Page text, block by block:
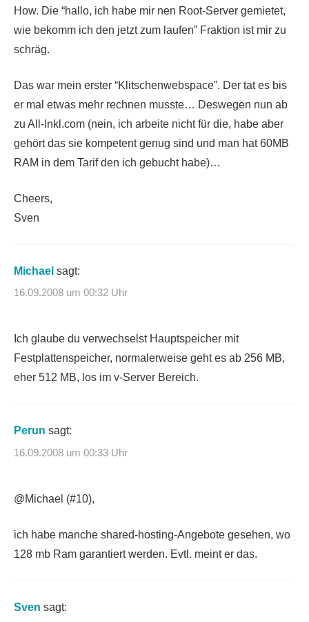
How. Die “hallo, ich habe mir nen Root-Server gemietet,
wie bekomm ich den jetzt zum laufen” Fraktion ist mir zu
schräg.
Das war mein erster “Klitschenwebspace”. Der tat es bis
er mal etwas mehr rechnen musste… Deswegen nun ab
zu All-Inkl.com (nein, ich arbeite nicht für die, habe aber
gehört das sie kompetent genug sind und man hat 60MB
RAM in dem Tarif den ich gebucht habe)…
Cheers,
Sven
Michael sagt:
16.09.2008 um 00:32 Uhr
Ich glaube du verwechselst Hauptspeicher mit
Festplattenspeicher, normalerweise geht es ab 256 MB,
eher 512 MB, los im v-Server Bereich.
Perun sagt:
16.09.2008 um 00:33 Uhr
@Michael (#10),
ich habe manche shared-hosting-Angebote gesehen, wo
128 mb Ram garantiert werden. Evtl. meint er das.
Sven sagt: